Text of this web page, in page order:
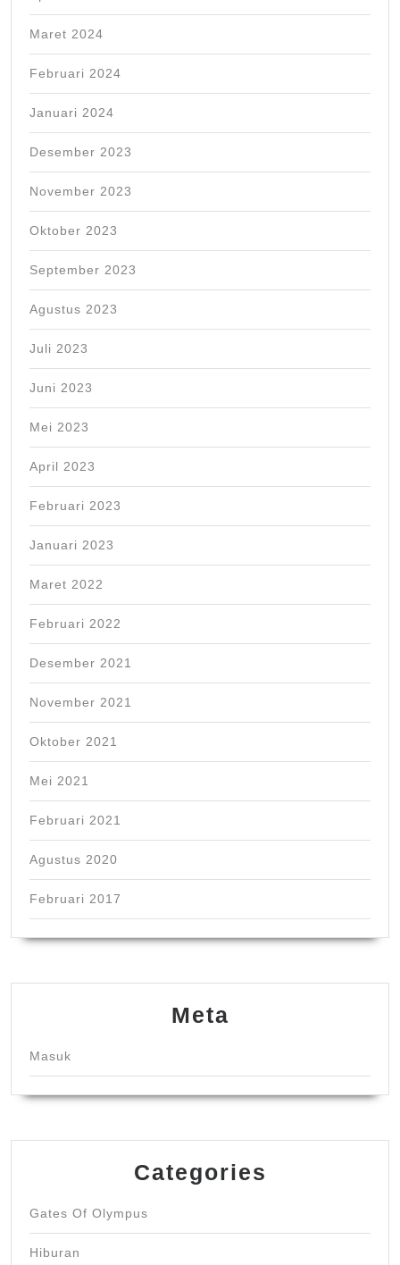
Maret 2024
Februari 2024
Januari 2024
Desember 2023
November 2023
Oktober 2023
September 2023
Agustus 2023
Juli 2023
Juni 2023
Mei 2023
April 2023
Februari 2023
Januari 2023
Maret 2022
Februari 2022
Desember 2021
November 2021
Oktober 2021
Mei 2021
Februari 2021
Agustus 2020
Februari 2017
Meta
Masuk
Categories
Gates Of Olympus
Hiburan